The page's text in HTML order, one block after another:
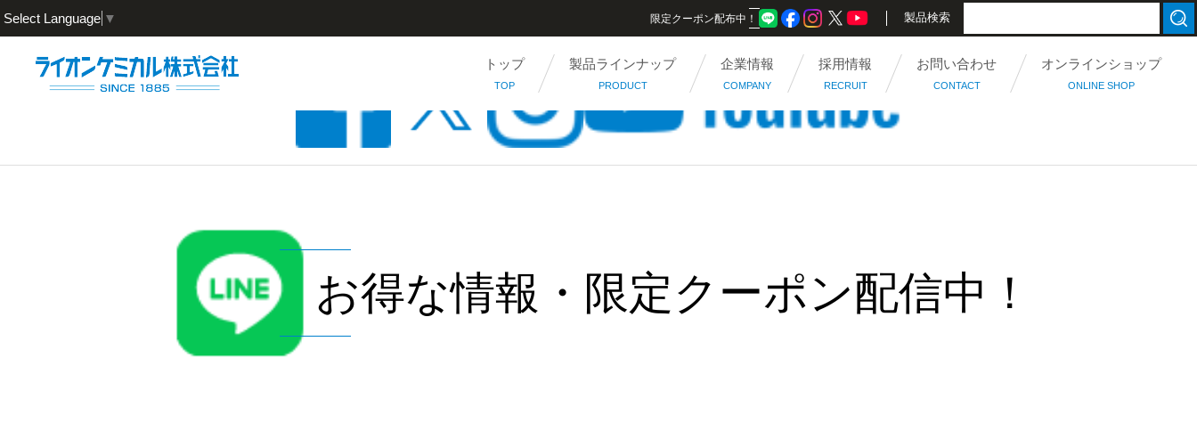
Select Language ▼ 限定クーポン配布中！ 製品検索
トップ
TOP
製品ラインナップ
PRODUCT
企業情報
COMPANY
採用情報
RECRUIT
お問い合わせ
CONTACT
オンラインショップ
ONLINE SHOP
お得な情報・限定クーポン配信中！